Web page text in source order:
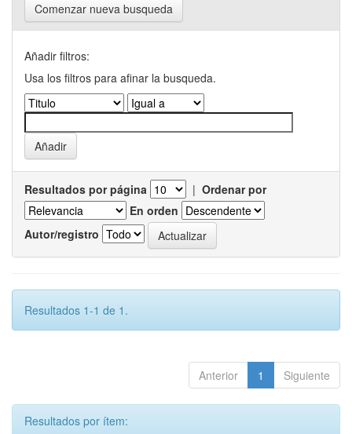
Comenzar nueva busqueda
Añadir filtros:
Usa los filtros para afinar la busqueda.
Resultados por página | Ordenar por
En orden
Autor/registro
Resultados 1-1 de 1.
Anterior 1 Siguiente
Resultados por ítem: